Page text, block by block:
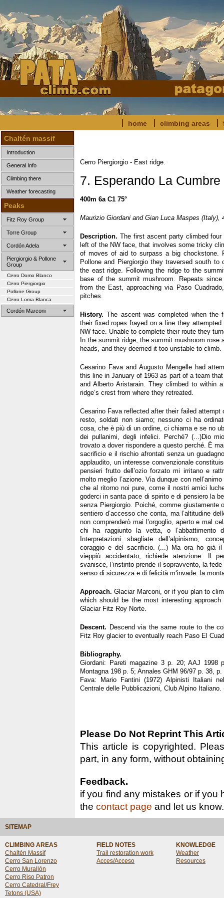
home climbing areas
Chaltén massif
Introduction
General Info
Climbing there
Weather forecasting
Peaks
Fitz Roy Group
Torre Group
Cordón Adela
Piergiorgio & Pollone
Group
Cerro Domo Blanco
Cerro Piergiorgio
Pollone Group
Cerro Loma Blanca
Cordón Marconi
Cerro Piergiorgio - East ridge.
7. Esperando La Cumbre
400m 6a C1 75°
Maurizio Giordani and Gian Luca Maspes (Italy),
Description. The first ascent party climbed
left of the NW face, that involves some tricky
of moves of aid to surpass a big chockstone.
Pollone and Piergiorgio they traversed south
the east ridge. Following the ridge to the
base of the summit mushroom. Repeats
from the East, approaching via Paso
pitches.
History. The ascent was completed when the
their fixed ropes frayed on a line they
NW face. Unable to complete their route they
In the summit ridge, the summit mushroom rose
heads, and they deemed it too unstable to climb.
Cesarino Fava and Augusto Mengelle had
this line in January of 1963 as part of a team
and Alberto Aristarain. They climbed to within
ridge’s crest from where they retreated.
Cesarino Fava reflected after their failed attempt
resto, soldati non siamo; nessuno ci ha
cosa, che è più di un ordine, ci chiama e se no
dei pullanimi, degli infelici. Perché? (...)Dio
trovato a dover rispondere a questo perché. È
sacrificio e il rischio afrontati senza un
applaudito, un interesse convenzionale
pensieri frutto dell’ozio forzato mi irritano e
molto meglio l’azione. Via dunque con
che al ritorno noi pure, come il nostri amici
goderci in santa pace di spirito e di pensiero la
senza Piergiorgio. Poiché, comme giustamente
sentiero d’accesso che conta, ma l’altitudine
non comprenderò mai l’orgoglio, aperto e mal
chi ha raggiunto la vetta, o l’abbattimento
Interpretazioni sbagliate dell’alpinismo,
coraggio e del sacrificio. (...) Ma ora ho già
vieppiù accidentato, richiede atenzione. Il
svanisce, l’instinto prende il sopravvento, la
senso di sicurezza e di felicità m‘invade: la
Approach. Glaciar Marconi, or if you plan to
which should be the most interesting
Glaciar Fitz Roy Norte.
Descent. Descend via the same route to the
Fitz Roy glacier to eventually reach Paso El
Bibliography.
Giordani: Pareti magazine 3 p. 20; AAJ 1998
Montagna 198 p. 5; Annales GHM 96/97 p. 38, p.
Fava: Mario Fantini (1972) Alpinisti Italiani
Centrale delle Pubblicazioni, Club Alpino Italiano.
Please Do Not Reprint This
This article is copyrighted.
part, in any form, without
Feedback.
if you find any mistakes or if you
the contact page and let us know.
SITEMAP
CLIMBING AREAS
Chaltén Massif
Cerro San Lorenzo
Cerro Murallón
Cerro Riso Patron
Cerro Catedral/Frey
Tetons (USA)
FIELD NOTES
Trail restoration work
Acces/Acceso
KNOWLEDGE
Weather
Resources